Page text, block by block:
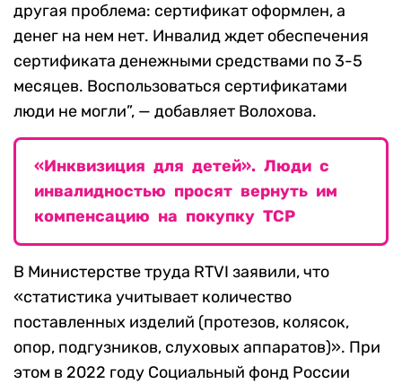
другая проблема: сертификат оформлен, а
денег на нем нет. Инвалид ждет обеспечения
сертификата денежными средствами по 3-5
месяцев. Воспользоваться сертификатами
люди не могли”, — добавляет Волохова.
«Инквизиция для детей». Люди с
инвалидностью просят вернуть им
компенсацию на покупку ТСР
В Министерстве труда RTVI заявили, что
«статистика учитывает количество
поставленных изделий (протезов, колясок,
опор, подгузников, слуховых аппаратов)». При
этом в 2022 году Социальный фонд России